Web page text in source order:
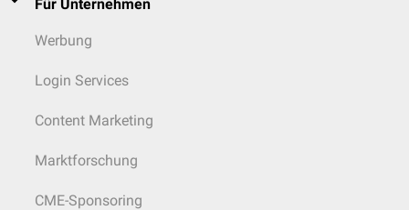
Für Unternehmen
Werbung
Login Services
Content Marketing
Marktforschung
CME-Sponsoring